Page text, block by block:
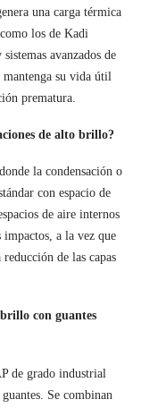
una carga térmica
los de Kadi
avanzados de
su vida útil
prematura.
de alto brillo?
la condensación o
con espacio de
de aire internos
a la vez que
de las capas
con guantes
de grado industrial
Se combinan